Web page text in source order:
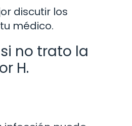
discutir los
médico.
no trato la
H.